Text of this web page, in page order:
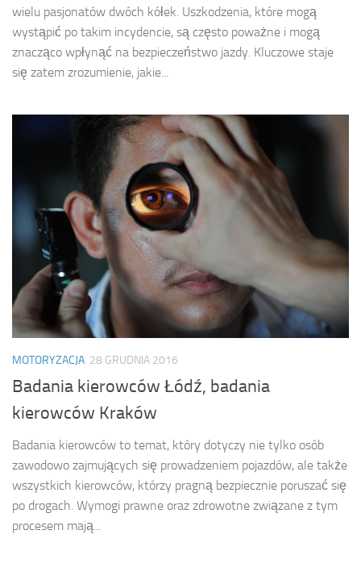
wielu pasjonatów dwóch kółek. Uszkodzenia, które mogą
wystąpić po takim incydencie, są często poważne i mogą
znacząco wpłynąć na bezpieczeństwo jazdy. Kluczowe staje
się zatem zrozumienie, jakie...
MOTORYZACJA 28 GRUDNIA 2016
Badania kierowców Łódź, badania
kierowców Kraków
Badania kierowców to temat, który dotyczy nie tylko osób
zawodowo zajmujących się prowadzeniem pojazdów, ale także
wszystkich kierowców, którzy pragną bezpiecznie poruszać się
po drogach. Wymogi prawne oraz zdrowotne związane z tym
procesem mają...